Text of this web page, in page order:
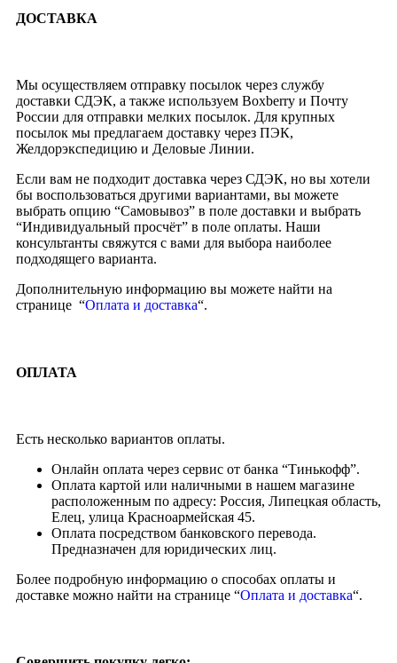
ДОСТАВКА
Мы осуществляем отправку посылок через службу
доставки СДЭК, а также используем Boxberry и Почту
России для отправки мелких посылок. Для крупных
посылок мы предлагаем доставку через ПЭК,
Желдорэкспедицию и Деловые Линии.
Если вам не подходит доставка через СДЭК, но вы хотели
бы воспользоваться другими вариантами, вы можете
выбрать опцию “Самовывоз” в поле доставки и выбрать
“Индивидуальный просчёт” в поле оплаты. Наши
консультанты свяжутся с вами для выбора наиболее
подходящего варианта.
Дополнительную информацию вы можете найти на
странице “Оплата и доставка“.
ОПЛАТА
Есть несколько вариантов оплаты.
Онлайн оплата через сервис от банка “Тинькофф”.
Оплата картой или наличными в нашем магазине
расположенным по адресу: Россия, Липецкая область,
Елец, улица Красноармейская 45.
Оплата посредством банковского перевода.
Предназначен для юридических лиц.
Более подробную информацию о способах оплаты и
доставке можно найти на странице “Оплата и доставка“.